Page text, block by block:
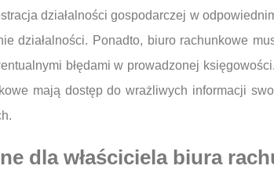
działalności gospodarczej w
działalności. Ponadto, biuro rachunkowe
błędami w prowadzonej
mają dostęp do wrażliwych informacji
dla właściciela biura